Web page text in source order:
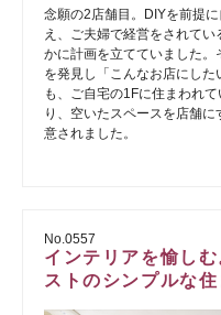
念願の2店舗目。DIYを前提
え、ご夫婦で経営をされて
かに計画を立てていました
を発見し「こんなお店にし
も、ご自宅の1Fに住まわれ
り、空いたスペースを店舗
意されました。
No.0557
インテリアを愉し
ストのシンプルな